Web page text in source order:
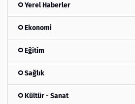
Yerel Haberler
Ekonomi
Eğitim
Sağlık
Kültür - Sanat